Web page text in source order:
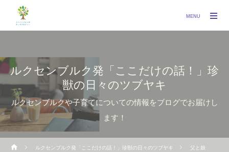
ルクセンブルク発「ここだけの話！」珍
獣の日々のツブヤキ
ルクセンブルクや子育てについての情報をブログでお届けし
ます！
ルクセンブルク発「ここだけの話！」珍獣の日々のツブヤキ 父と娘
MENU